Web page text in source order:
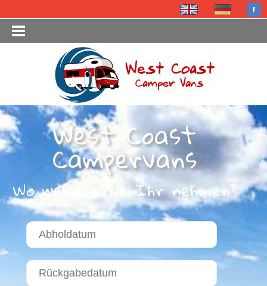
West Coast
Campervans
Wo werden Sie Ihr nehmen?